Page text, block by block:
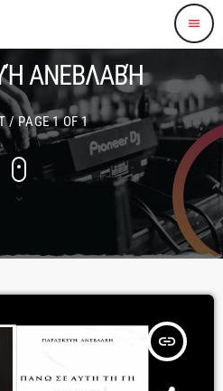
menu
ΑΝΕΒΛΑΒΉ
/ PAGE 1 OF 1
insert_link